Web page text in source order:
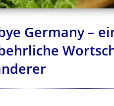
Germany –